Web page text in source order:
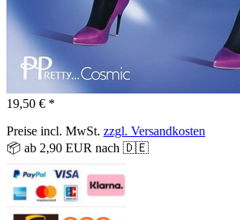
19,50 € *
Preise incl. MwSt. zzgl. Versandkosten
📦 ab 2,90 EUR nach 🇩🇪